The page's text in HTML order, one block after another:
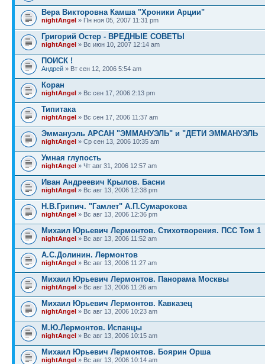
Вера Викторовна Камша "Хроники Арции"
nightAngel » Пн ноя 05, 2007 11:31 pm
Григорий Остер - ВРЕДНЫЕ СОВЕТЫ
nightAngel » Вс июн 10, 2007 12:14 am
ПОИСК !
Андрей » Вт сен 12, 2006 5:54 am
Коран
nightAngel » Вс сен 17, 2006 2:13 pm
Типитака
nightAngel » Вс сен 17, 2006 11:37 am
Эммануэль АРСАН "ЭММАНУЭЛЬ" и "ДЕТИ ЭММАНУЭЛЬ
nightAngel » Ср сен 13, 2006 10:35 am
Умная глупость
nightAngel » Чт авг 31, 2006 12:57 am
Иван Андреевич Крылов. Басни
nightAngel » Вс авг 13, 2006 12:38 pm
Н.В.Грипич. "Гамлет" А.П.Сумарокова
nightAngel » Вс авг 13, 2006 12:36 pm
Михаил Юрьевич Лермонтов. Стихотворения. ПСС Том 1
nightAngel » Вс авг 13, 2006 11:52 am
А.С.Долинин. Лермонтов
nightAngel » Вс авг 13, 2006 11:27 am
Михаил Юрьевич Лермонтов. Панорама Москвы
nightAngel » Вс авг 13, 2006 11:26 am
Михаил Юрьевич Лермонтов. Кавказец
nightAngel » Вс авг 13, 2006 10:23 am
М.Ю.Лермонтов. Испанцы
nightAngel » Вс авг 13, 2006 10:15 am
Михаил Юрьевич Лермонтов. Боярин Орша
nightAngel » Вс авг 13, 2006 10:14 am